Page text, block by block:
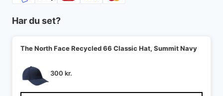
Har du set?
The North Face Recycled 66 Classic Hat, Summit Navy
300 kr.